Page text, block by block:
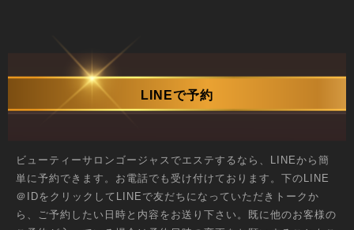
LINEで予約
ビューティーサロンゴージャスでエステするなら、LINEから簡
単に予約できます。お電話でも受け付けております。下のLINE
＠IDをクリックしてLINEで友だちになっていただきトークか
ら、ご予約したい日時と内容をお送り下さい。既に他のお客様の